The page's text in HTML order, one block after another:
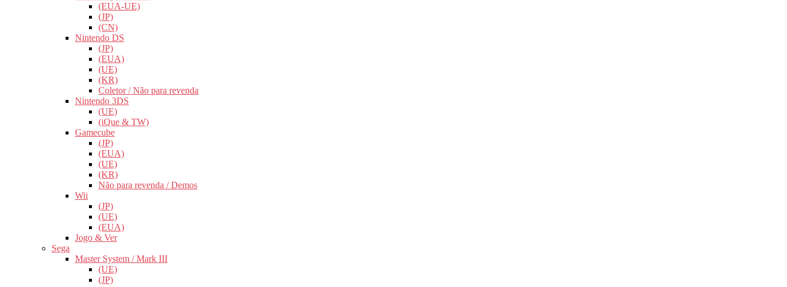
(EUA-UE)
(JP)
(CN)
Nintendo DS
(JP)
(EUA)
(UE)
(KR)
Coletor / Não para revenda
Nintendo 3DS
(UE)
(iQue & TW)
Gamecube
(JP)
(EUA)
(UE)
(KR)
Não para revenda / Demos
Wii
(JP)
(UE)
(EUA)
Jogo & Ver
Sega
Master System / Mark III
(UE)
(JP)